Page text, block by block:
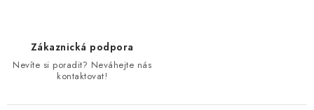
Zákaznická podpora
Nevíte si poradit? Neváhejte nás
kontaktovat!